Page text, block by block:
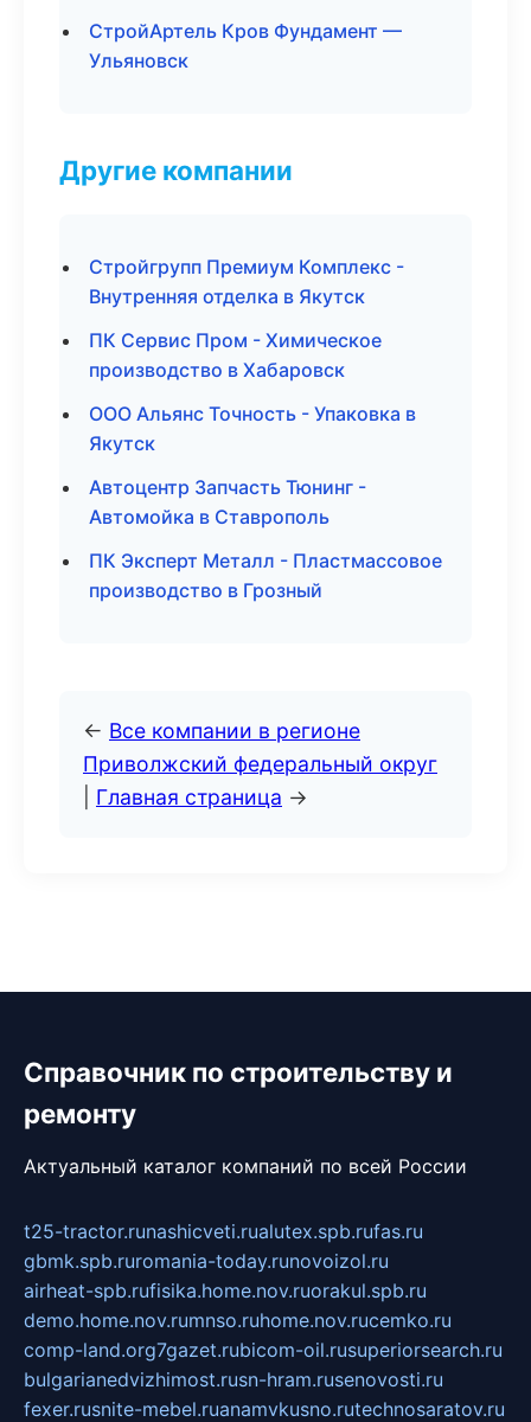
СтройАртель Кров Фундамент —
Ульяновск
Другие компании
Стройгрупп Премиум Комплекс -
Внутренняя отделка в Якутск
ПК Сервис Пром - Химическое
производство в Хабаровск
ООО Альянс Точность - Упаковка в
Якутск
Автоцентр Запчасть Тюнинг -
Автомойка в Ставрополь
ПК Эксперт Металл - Пластмассовое
производство в Грозный
← Все компании в регионе
Приволжский федеральный округ
Главная страница →
Справочник по строительству и
ремонту
Актуальный каталог компаний по всей России
t25-tractor.runashicveti.rualutex.spb.rufas.ru
gbmk.spb.ruromania-today.runovoizol.ru
airheat-spb.rufisika.home.nov.ruorakul.spb.ru
demo.home.nov.rumnso.ruhome.nov.rucemko.ru
comp-land.org7gazet.rubicom-oil.rusuperiorsearch.ru
bulgarianedvizhimost.rusn-hram.rusenovosti.ru
fexer.rusnite-mebel.ruanamvkusno.rutechnosaratov.ru